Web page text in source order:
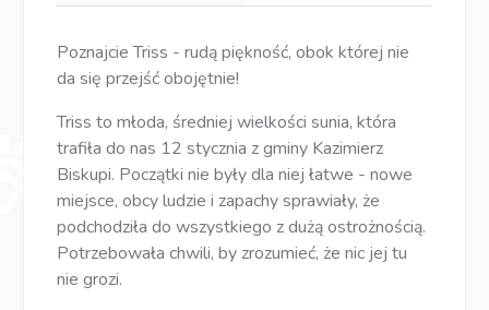
Poznajcie Triss - rudą piękność, obok której nie
da się przejść obojętnie!
Triss to młoda, średniej wielkości sunia, która
trafiła do nas 12 stycznia z gminy Kazimierz
Biskupi. Początki nie były dla niej łatwe - nowe
miejsce, obcy ludzie i zapachy sprawiały, że
podchodziła do wszystkiego z dużą ostrożnością.
Potrzebowała chwili, by zrozumieć, że nic jej tu
nie grozi.